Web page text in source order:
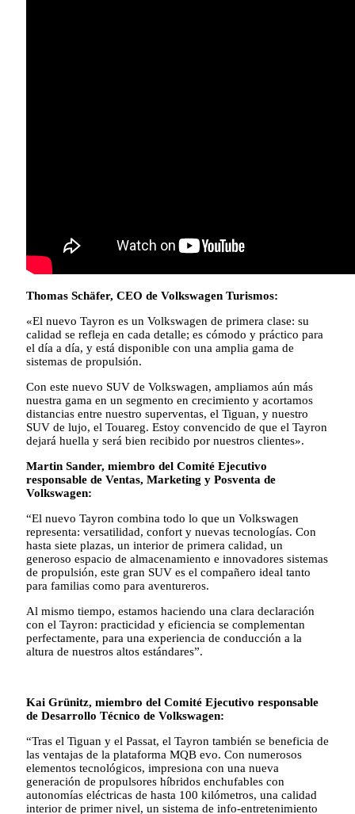
Thomas Schäfer, CEO de Volkswagen Turismos:
«El nuevo Tayron es un Volkswagen de primera clase: su
calidad se refleja en cada detalle; es cómodo y práctico para
el día a día, y está disponible con una amplia gama de
sistemas de propulsión.
Con este nuevo SUV de Volkswagen, ampliamos aún más
nuestra gama en un segmento en crecimiento y acortamos
distancias entre nuestro superventas, el Tiguan, y nuestro
SUV de lujo, el Touareg. Estoy convencido de que el Tayron
dejará huella y será bien recibido por nuestros clientes».
Martin Sander, miembro del Comité Ejecutivo
responsable de Ventas, Marketing y Posventa de
Volkswagen:
“El nuevo Tayron combina todo lo que un Volkswagen
representa: versatilidad, confort y nuevas tecnologías. Con
hasta siete plazas, un interior de primera calidad, un
generoso espacio de almacenamiento e innovadores sistemas
de propulsión, este gran SUV es el compañero ideal tanto
para familias como para aventureros.
Al mismo tiempo, estamos haciendo una clara declaración
con el Tayron: practicidad y eficiencia se complementan
perfectamente, para una experiencia de conducción a la
altura de nuestros altos estándares”.
Kai Grünitz, miembro del Comité Ejecutivo responsable
de Desarrollo Técnico de Volkswagen:
“Tras el Tiguan y el Passat, el Tayron también se beneficia de
las ventajas de la plataforma MQB evo. Con numerosos
elementos tecnológicos, impresiona con una nueva
generación de propulsores híbridos enchufables con
autonomías eléctricas de hasta 100 kilómetros, una calidad
interior de primer nivel, un sistema de info-entretenimiento